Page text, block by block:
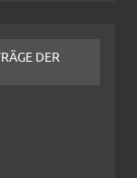
DER